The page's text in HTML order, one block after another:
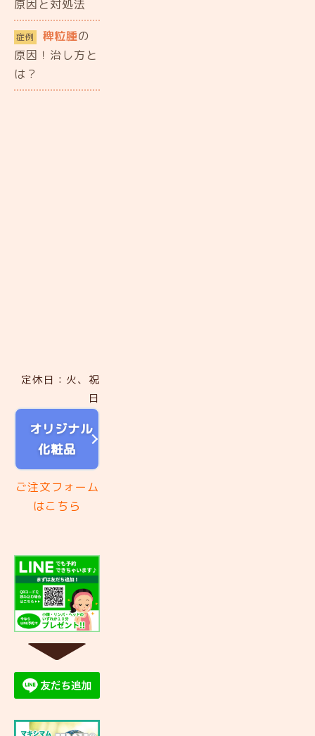
原因と対処法
症例 稗粒腫の
原因！治し方と
は？
定休日：火、祝
日
オリジナル
化粧品
ご注文フォーム
はこちら
▼